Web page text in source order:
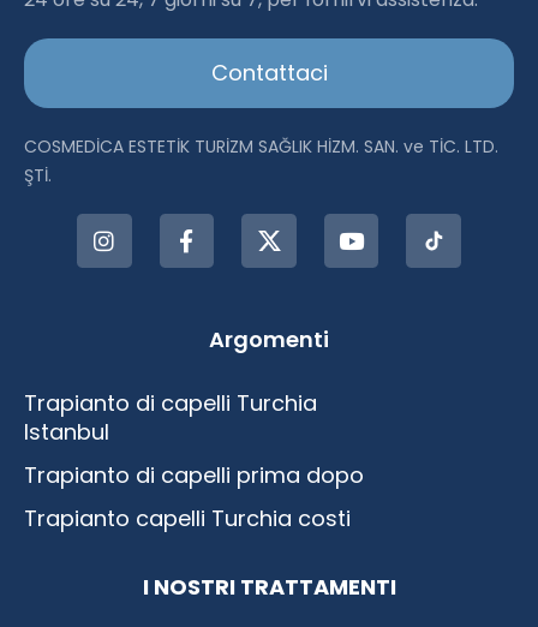
Contattaci
COSMEDİCA ESTETİK TURİZM SAĞLIK HİZM. SAN. ve TİC. LTD.
ŞTİ.
Argomenti
Trapianto di capelli Turchia
Istanbul
Trapianto di capelli prima dopo
Trapianto capelli Turchia costi
I NOSTRI TRATTAMENTI